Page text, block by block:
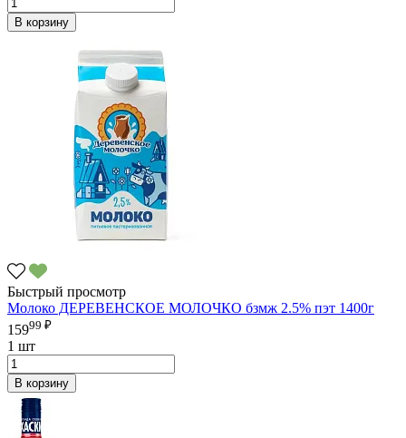
В корзину
Быстрый просмотр
Молоко ДЕРЕВЕНСКОЕ МОЛОЧКО бзмж 2.5% пэт 1400г
15999 ₽
1 шт
В корзину